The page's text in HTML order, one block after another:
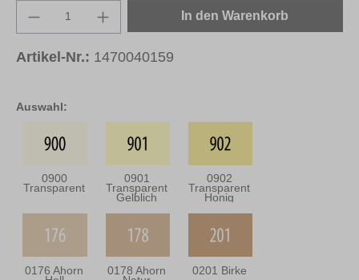
Auswahl:
0900
Transparent
0901
Transparent
Gelblich
0902
Transparent
Honig
0176 Ahorn 0178 Ahorn 0201 Birke
Produkt Anzahl: Gib den gewünschten
In den Warenkorb
Artikel-Nr.: 1470040159